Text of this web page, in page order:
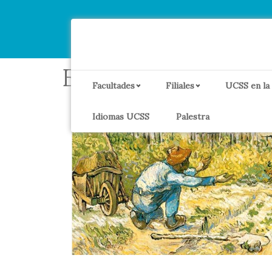
Facultades Filiales UCSS en
Idiomas UCSS Palestra
Etiqueta: